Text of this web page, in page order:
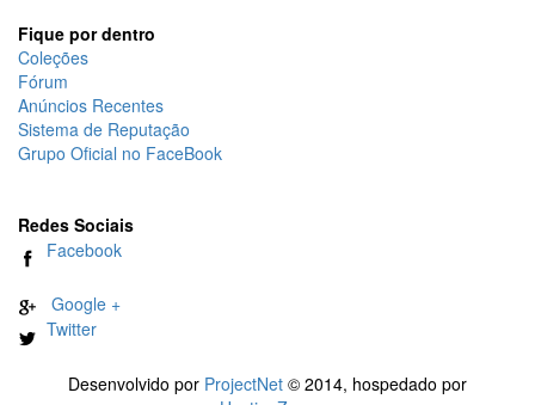
Fique por dentro
Coleções
Fórum
Anúncios Recentes
Sistema de Reputação
Grupo Oficial no FaceBook
Redes Sociais
Facebook
Google +
Twitter
Desenvolvido por ProjectNet © 2014, hospedado por